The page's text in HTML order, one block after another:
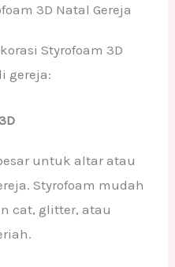
3D Natal Gereja
Styrofoam 3D
gereja:
untuk altar atau
Styrofoam mudah
cat, glitter, atau